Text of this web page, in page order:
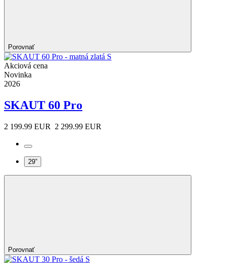
Porovnať
Akciová cena
Novinka
2026
SKAUT 60 Pro
2 199.99 EUR 2 299.99 EUR
29”
Porovnať